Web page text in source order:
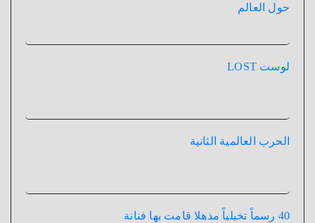
حول العالم
لوست LOST
الحرب العالمية الثانية
40 رسماً تخيلياً مذهلا قامت بها فنانة